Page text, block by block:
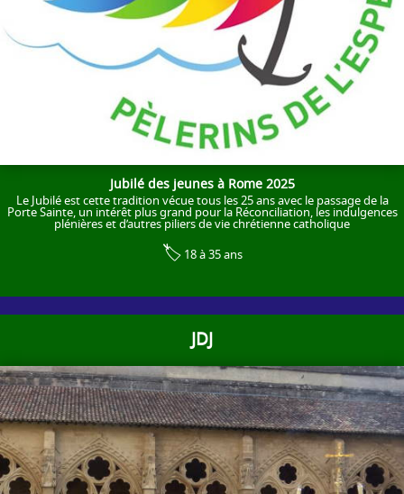
Jubilé des jeunes à Rome 2025
Le Jubilé est cette tradition vécue tous les 25 ans avec le passage de la
Porte Sainte, un intérêt plus grand pour la Réconciliation, les indulgences
plénières et d’autres piliers de vie chrétienne catholique
🏷️18 à 35 ans
JDJ